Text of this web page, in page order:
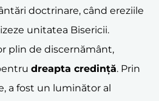
doctrinare, când ereziile
unitatea Bisericii.
plin de discernământ,
dreapta credință. Prin
a fost un luminător al